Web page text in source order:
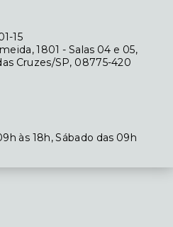
15
1801 - Salas 04 e 05,
Cruzes/SP, 08775-420
às 18h, Sábado das 09h